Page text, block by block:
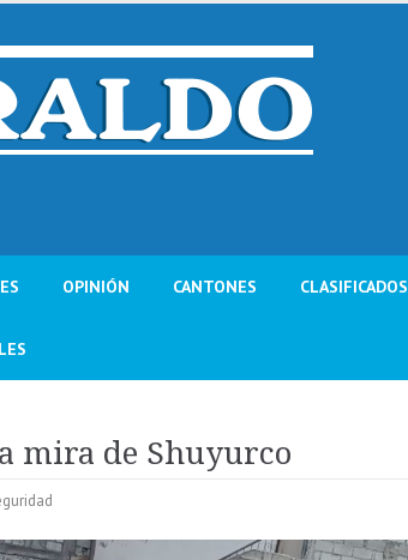
OPINIÓN CANTONES CLASIFICADOS
mira de Shuyurco